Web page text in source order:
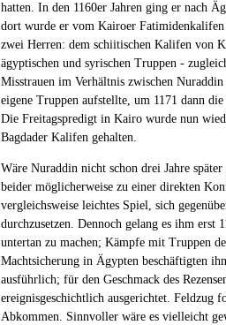
hatten. In den 1160er Jahren ging er nach
dort wurde er vom Kairoer
zwei Herren: dem schiitischen Kalifen von
ägyptischen und syrischen Truppen -
Misstrauen im Verhältnis zwischen
eigene Truppen aufstellte, um 1171 dann
Die Freitagspredigt in Kairo wurde nun
Bagdader Kalifen gehalten.
Wäre Nuraddin nicht schon drei Jahre
beider möglicherweise zu einer direkten
vergleichsweise leichtes Spiel, sich
durchzusetzen. Dennoch gelang es ihm erst
untertan zu machen; Kämpfe mit Truppen
Machtsicherung in Ägypten beschäftigten
ausführlich; für den Geschmack des
ereignisgeschichtlich ausgerichtet. Feldzug
Abkommen. Sinnvoller wäre es vielleicht